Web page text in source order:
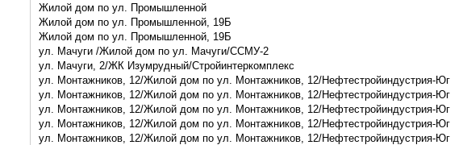
Жилой дом по ул. Промышленной
Жилой дом по ул. Промышленной, 19Б
Жилой дом по ул. Промышленной, 19Б
ул. Мачуги /Жилой дом по ул. Мачуги/ССМУ-2
ул. Мачуги, 2/ЖК Изумрудный/Стройинтеркомплекс
ул. Монтажников, 12/Жилой дом по ул. Монтажников, 12/Нефтестройиндустрия-Юг
ул. Монтажников, 12/Жилой дом по ул. Монтажников, 12/Нефтестройиндустрия-Юг
ул. Монтажников, 12/Жилой дом по ул. Монтажников, 12/Нефтестройиндустрия-Юг
ул. Монтажников, 12/Жилой дом по ул. Монтажников, 12/Нефтестройиндустрия-Юг
ул. Монтажников, 12/Жилой дом по ул. Монтажников, 12/Нефтестройиндустрия-Юг